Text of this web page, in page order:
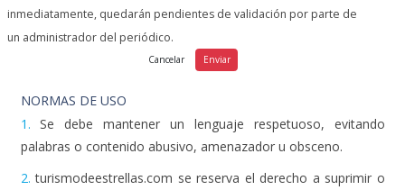
inmediatamente, quedarán pendientes de validación por parte de
un administrador del periódico.
NORMAS DE USO
1. Se debe mantener un lenguaje respetuoso, evitando
palabras o contenido abusivo, amenazador u obsceno.
2. turismodeestrellas.com se reserva el derecho a suprimir o